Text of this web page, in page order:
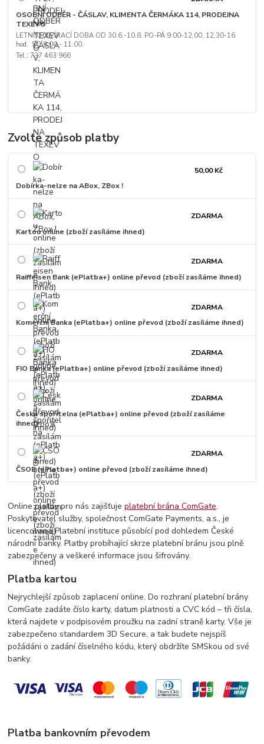
OSOBNÍ ODBĚR - ČÁSLAV, KLIMENTA ČERMÁKA 114, PRODEJNA
TEXEVO
LETNÍ OTEVÍRACÍ DOBA OD 30.6.-10.8. PO-PÁ 9:00-12,00, 12,30-16
hod. SO 8:00 - 11:00.
Tel.: 737 463 966
Zvolte způsob platby
Dobírka-nelze na ABox, ZBox !
50,00 Kč
Kartou online (zboží zasíláme ihned)
ZDARMA
Raiffeisen Bank (ePlatba+) online převod (zboží zasíláme ihned)
ZDARMA
Komerční Banka (ePlatba+) online převod (zboží zasíláme ihned)
ZDARMA
FIO Banka (ePlatba+) online převod (zboží zasíláme ihned)
ZDARMA
Česká spořitelna (ePlatba+) online převod (zboží zasíláme
ihned)
ZDARMA
ČSOB (ePlatba+) online převod (zboží zasíláme ihned)
ZDARMA
Online platby pro nás zajišťujeplatební brána ComGate.
Poskytovatel služby, společnost ComGate Payments, a.s., je
licencovaná Platební instituce působící pod dohledem České
národní banky. Platby probíhající skrze platební bránu jsou plně
zabezpečeny a veškeré informace jsou šifrovány.
Platba kartou
Nejrychlejší způsob zaplacení online. Do rozhraní platební brány
ComGate zadáte číslo karty, datum platnosti a CVC kód – tři čísla,
která najdete v podpisovém proužku na zadní straně karty. Vše je
zabezpečeno standardem 3D Secure, a tak budete nejspíš
požádáni o zadání číselného kódu, který obdržíte SMSkou od své
banky.
Platba bankovním převodem